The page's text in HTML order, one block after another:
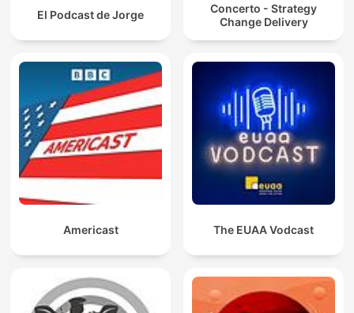
El Podcast de Jorge
Concerto - Strategy
Change Delivery
Americast The EUAA Vodcast